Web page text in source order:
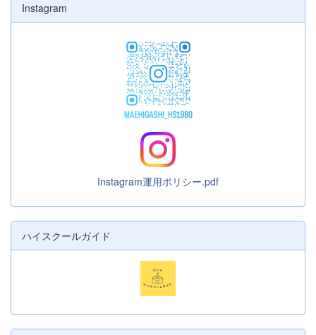
Instagram
Instagram運用ポリシー.pdf
ハイスクールガイド